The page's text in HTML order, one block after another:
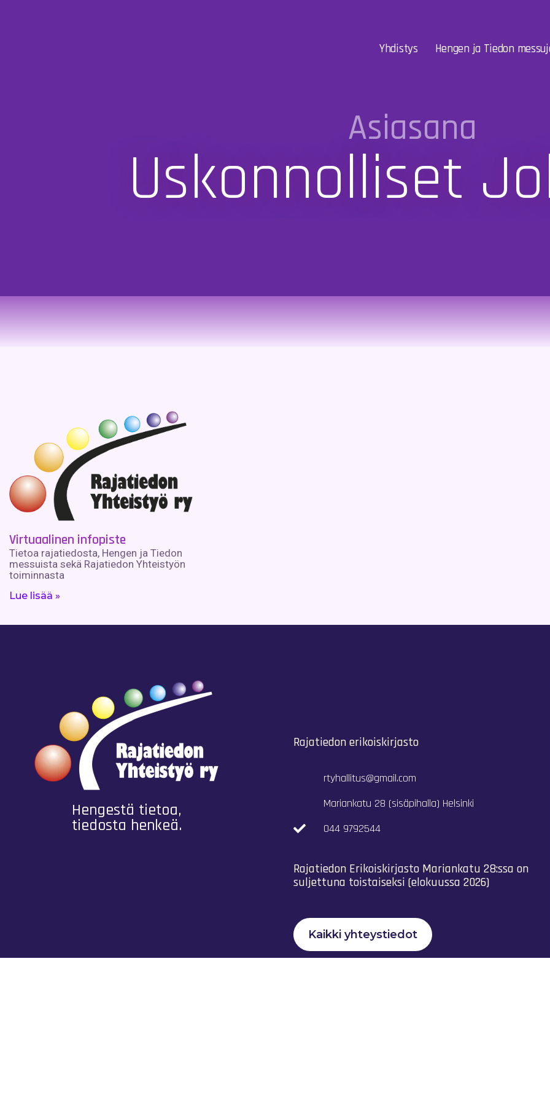
Yhdistys Hengen ja Tiedon
Asiasana
Uskonnolliset
Virtuaalinen infopiste
Tietoa rajatiedosta, Hengen ja Tiedon
messuista sekä Rajatiedon Yhteistyön
toiminnasta
Lue lisää »
Hengestä tietoa,
tiedosta henkeä.
Rajatiedon erikoiskirjasto
rtyhallitus@gmail.com
Mariankatu 28 (sisäpihalla) Helsinki
044 9792544
Rajatiedon Erikoiskirjasto Mariankatu 28:ssa on
suljettuna toistaiseksi (elokuussa 2026)
Kaikki yhteystiedot